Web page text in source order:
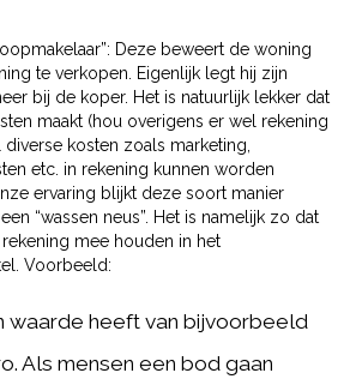
Deze beweert de woning
te verkopen. Eigenlijk legt hij zijn
bij de koper. Het is natuurlijk lekker dat
maakt (hou overigens er wel rekening
kosten zoals marketing,
etc. in rekening kunnen worden
ervaring blijkt deze soort manier
“wassen neus”. Het is namelijk zo dat
mee houden in het
Voorbeeld:
waarde heeft van bijvoorbeeld
Als mensen een bod gaan